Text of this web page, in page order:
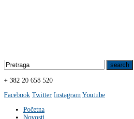
+ 382 20 658 520
Facebook Twitter Instagram Youtube
Početna
Novosti